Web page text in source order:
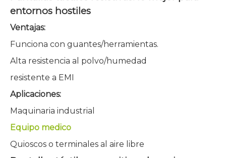
entornos hostiles
Ventajas:
Funciona con guantes/herramientas.
Alta resistencia al polvo/humedad
resistente a EMI
Aplicaciones:
Maquinaria industrial
Equipo medico
Quioscos o terminales al aire libre